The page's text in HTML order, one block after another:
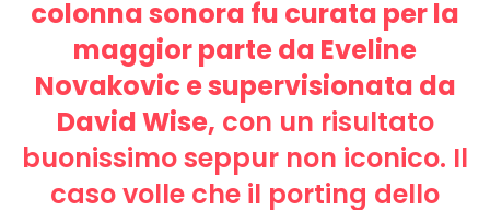
colonna sonora fu curata per la
maggior parte da Eveline
Novakovic e supervisionata da
David Wise, con un risultato
buonissimo seppur non iconico. Il
caso volle che il porting dello